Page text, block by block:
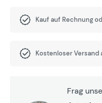
Kauf auf Rechnung
Kostenloser Versand
Frag